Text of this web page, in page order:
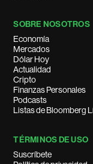
SOBRE NOSOTROS
Economía
Mercados
Dólar Hoy
Actualidad
Cripto
Finanzas Personales
Podcasts
Listas de Bloomberg
TÉRMINOS DE USO
Suscríbete